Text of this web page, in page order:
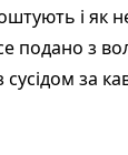
і як
подано з
за